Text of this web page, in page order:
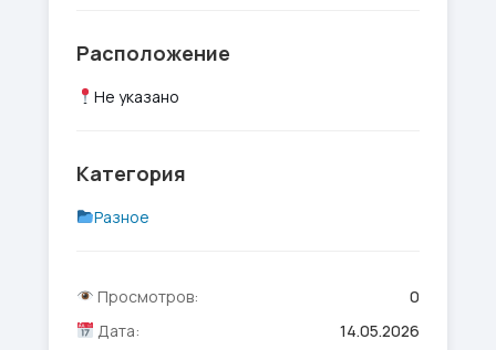
Расположение
Не указано
Категория
Разное
Просмотров:
0
Дата:
14.05.2026